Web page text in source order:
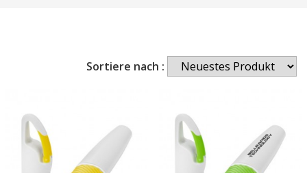
Sortiere nach :